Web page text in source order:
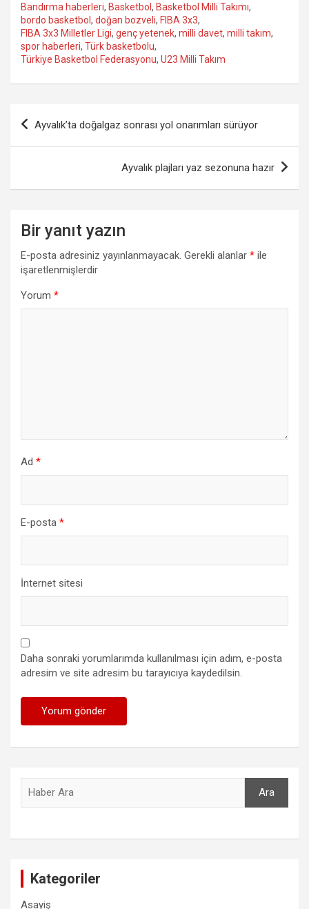
Bandırma haberleri, Basketbol , Basketbol Milli Takımı,
bordo basketbol , doğan bozveli, FIBA 3x3,
FIBA 3x3 Milletler Ligi, genç yetenek, milli davet, milli takım,
spor haberleri, Türk basketbolu,
Türkiye Basketbol Federasyonu, U23 Milli Takım
Yazı
gezinmesi
Ayvalık’ta doğalgaz sonrası yol onarımları sürüyor
Ayvalık plajları yaz sezonuna hazır
Bir yanıt yazın
E-posta adresiniz yayınlanmayacak. Gerekli alanlar * ile
işaretlenmişlerdir
Yorum *
Ad *
E-posta *
İnternet sitesi
Daha sonraki yorumlarımda kullanılması için adım, e-posta
adresim ve site adresim bu tarayıcıya kaydedilsin.
Ara
Kategoriler
Asayiş